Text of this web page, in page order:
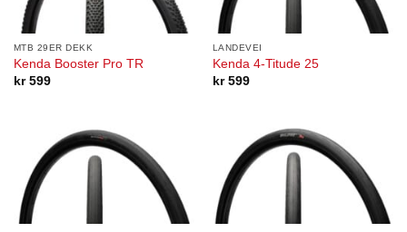
MTB 29ER DEKK
Kenda Booster Pro TR
kr599
LANDEVEI
Kenda 4-Titude 25
kr599